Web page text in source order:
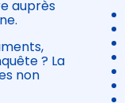
auprès
? La
non